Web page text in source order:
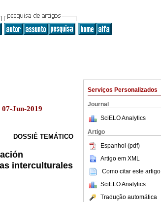
Serviços Personalizados
Journal
SciELO Analytics
Artigo
Espanhol (pdf)
Artigo em XML
Como citar este artigo
SciELO Analytics
Tradução automática
Jun-2019
DOSSIÊ TEMÁTICO
interculturales